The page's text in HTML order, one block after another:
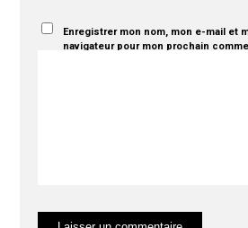
Enregistrer mon nom, mon e-mail et
navigateur pour mon prochain